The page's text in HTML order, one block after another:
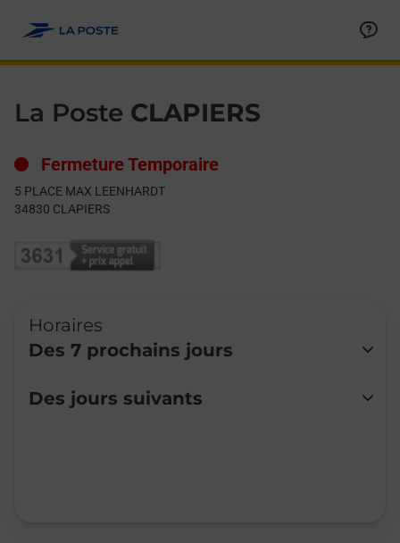
La Poste CLAPIERS
Fermeture Temporaire
5 PLACE MAX LEENHARDT
34830 CLAPIERS
Horaires
Des 7 prochains jours
Lundi
Fermé
Des jours suivants